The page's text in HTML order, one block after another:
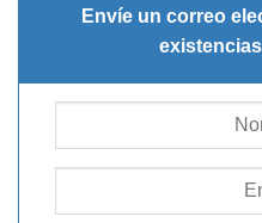
Envíe un correo